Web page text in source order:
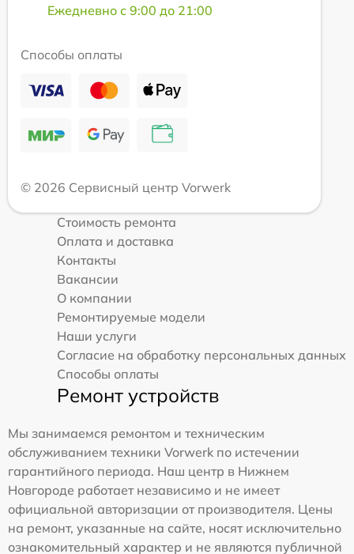
Ежедневно с 9:00 до 21:00
Способы оплаты
© 2026 Сервисный центр Vorwerk
Стоимость ремонта
Оплата и доставка
Контакты
Вакансии
О компании
Ремонтируемые модели
Наши услуги
Согласие на обработку персональных данных
Способы оплаты
Ремонт устройств
Мы занимаемся ремонтом и техническим
обслуживанием техники Vorwerk по истечении
гарантийного периода. Наш центр в Нижнем
Новгороде работает независимо и не имеет
официальной авторизации от производителя. Цены
на ремонт, указанные на сайте, носят исключительно
ознакомительный характер и не являются публичной